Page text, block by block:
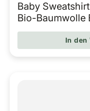
Baby
Bio-Baumwolle
In den